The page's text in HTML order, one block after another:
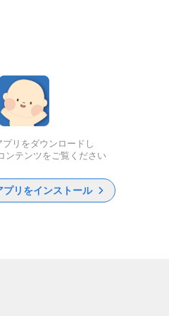
プリをダウンロードし
ンテンツをご覧ください
リをインストール